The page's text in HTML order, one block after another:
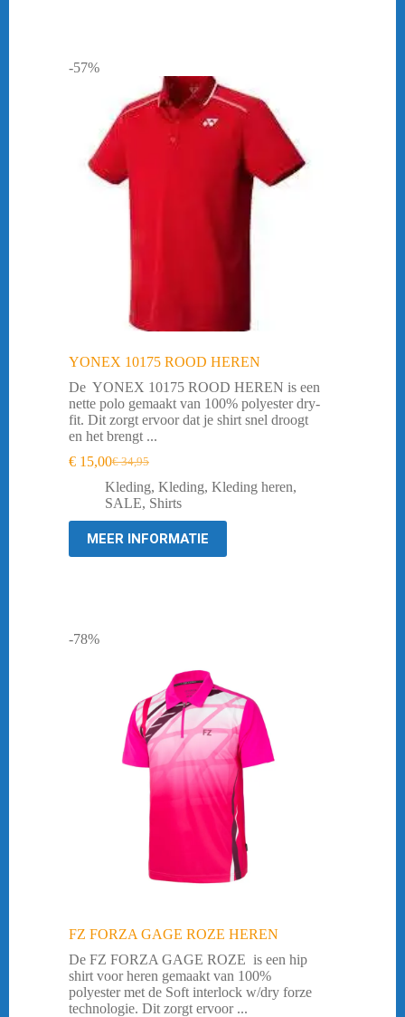
-57%
YONEX 10175 ROOD HEREN
De YONEX 10175 ROOD HEREN is een
nette polo gemaakt van 100% polyester dry-
fit. Dit zorgt ervoor dat je shirt snel droogt
en het brengt ...
€34,95
Oorspronkelijke
prijs
was:
€ 34,95.
€ 15,00Huidige
prijs
is:
€ 15,00.
Kleding, Kleding, Kleding heren,
SALE, Shirts
MEER INFORMATIE
-78%
FZ FORZA GAGE ROZE HEREN
De FZ FORZA GAGE ROZE is een hip
shirt voor heren gemaakt van 100%
polyester met de Soft interlock w/dry forze
technologie. Dit zorgt ervoor ...